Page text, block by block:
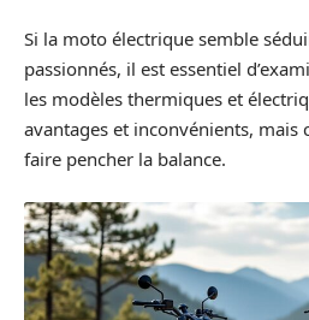
Si la moto électrique semble
passionnés, il est essentiel
les modèles thermiques et
avantages et inconvénients, mais
faire pencher la balance.